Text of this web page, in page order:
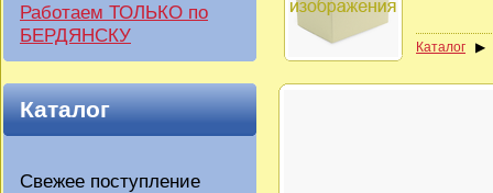
Работаем ТОЛЬКО по
БЕРДЯНСКУ
Каталог
Свежее поступление
Каталог